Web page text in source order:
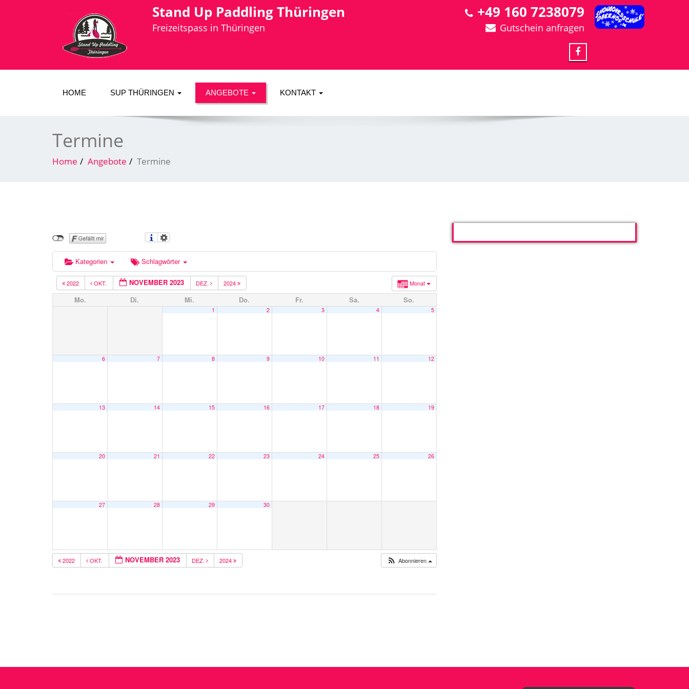
Stand Up Paddling Thüringen
Freizeitspass in Thüringen
+49 160 7238079
Gutschein anfragen
HOME SUP THÜRINGEN ANGEBOTE KONTAKT
Termine
Home Angebote Termine
Kategorien Schlagwörter
Monat
2022 OKT. NOVEMBER 2023 DEZ. 2024
Mo. Di. Mi. Do. Fr. Sa. So.
1 2 3 4 5
6 7 8 9 10 11 12
13 14 15 16 17 18 19
20 21 22 23 24 25 26
27 28 29 30
2022 OKT. NOVEMBER 2023 DEZ. 2024 Abonnieren